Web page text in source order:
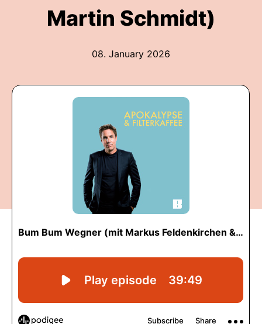
Martin Schmidt)
08. January 2026